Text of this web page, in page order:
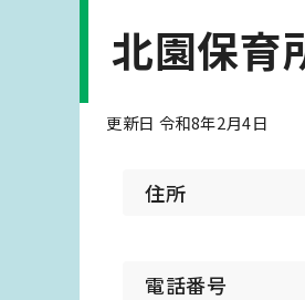
北園保育
更新日 令和8年2月4日
住所
電話番号